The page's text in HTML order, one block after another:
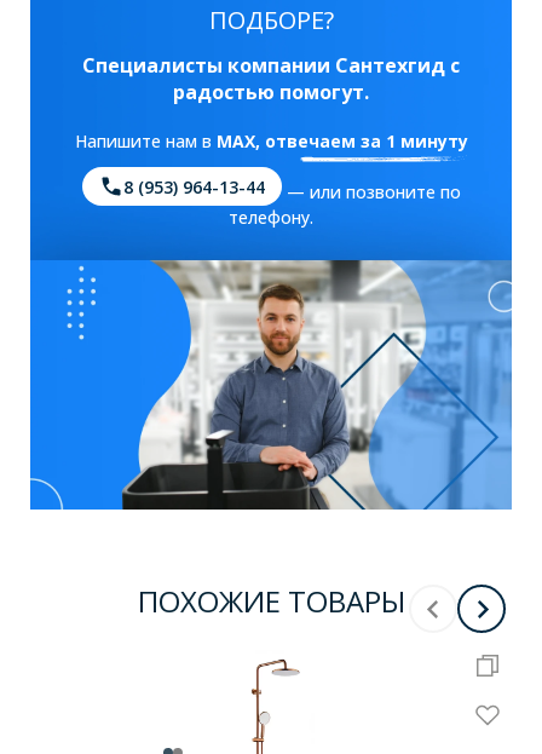
ПОДБОРЕ?
Специалисты компании Сантехгид с
радостью помогут.
Напишите нам в MAX, отвечаем за 1 минуту
8 (953) 964-13-44
— или позвоните по
телефону.
ПОХОЖИЕ ТОВАРЫ